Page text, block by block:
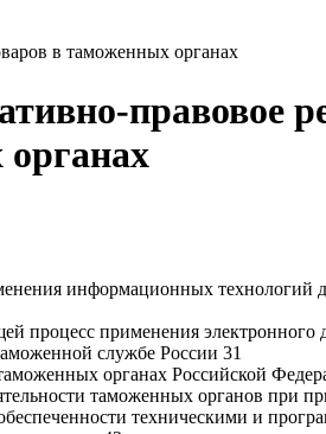
в таможенных органах
правовое
информационных технологий
процесс применения
службе России 31
органах Российской
таможенных органов при
техническими и